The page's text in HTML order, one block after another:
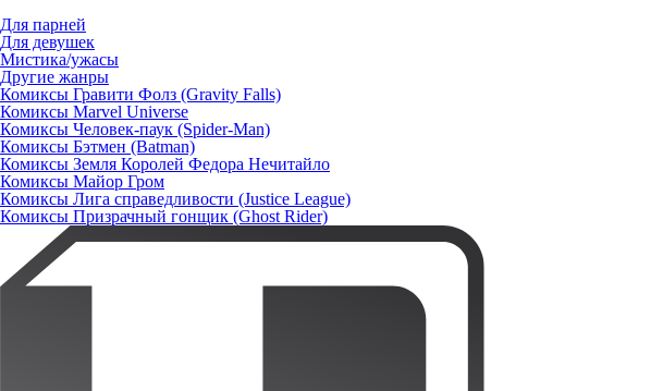
Для парней
Для девушек
Мистика/ужасы
Другие жанры
Комиксы Гравити Фолз (Gravity Falls)
Комиксы Marvel Universe
Комиксы Человек-паук (Spider-Man)
Комиксы Бэтмен (Batman)
Комиксы Земля Королей Федора Нечитайло
Комиксы Майор Гром
Комиксы Лига справедливости (Justice League)
Комиксы Призрачный гонщик (Ghost Rider)